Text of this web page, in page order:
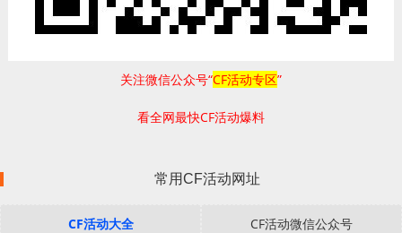
关注微信公众号“CF活动专区”
看全网最快CF活动爆料
常用CF活动网址
CF活动大全 CF活动微信公众号